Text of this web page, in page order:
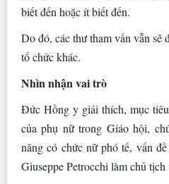
biết đến hoặc ít biết đến.
Do đó, các thư tham vấn vẫn sẽ
tổ chức khác.
Nhìn nhận vai trò
Đức Hồng y giải thích, mục
của phụ nữ trong Giáo hội,
năng có chức nữ phó tế, vấn
Giuseppe Petrocchi làm chủ